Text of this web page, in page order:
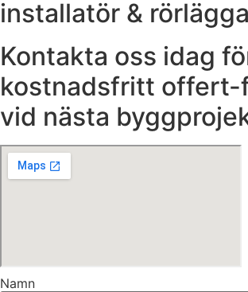
installatör &
Kontakta oss idag
kostnadsfritt offert-
vid nästa
Namn